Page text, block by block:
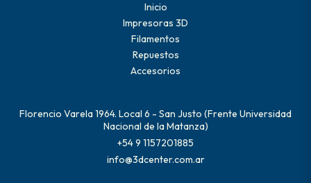
Inicio
Impresoras 3D
Filamentos
Repuestos
Accesorios
Florencio Varela 1964. Local 6 - San Justo (Frente Universidad
Nacional de la Matanza)
+54 9 1157201885
info@3dcenter.com.ar